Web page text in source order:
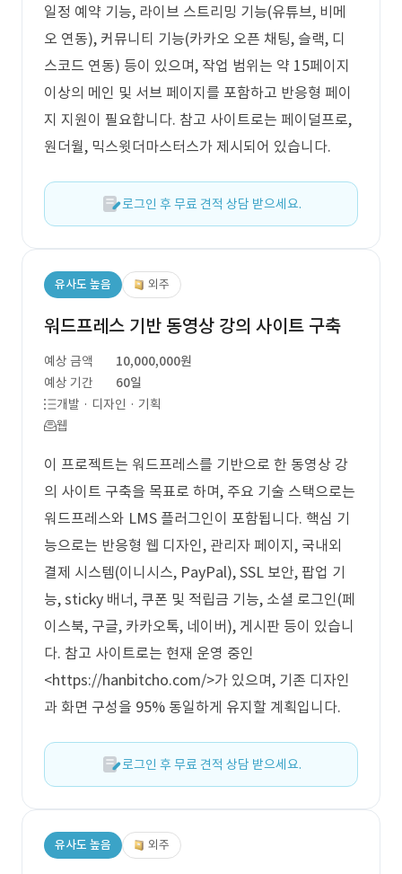
일정 예약 기능, 라이브 스트리밍 기능(유튜브, 비메
오 연동), 커뮤니티 기능(카카오 오픈 채팅, 슬랙, 디
스코드 연동) 등이 있으며, 작업 범위는 약 15페이지
이상의 메인 및 서브 페이지를 포함하고 반응형 페이
지 지원이 필요합니다. 참고 사이트로는 페이덜프로,
원더월, 믹스윗더마스터스가 제시되어 있습니다.
로그인 후 무료 견적 상담 받으세요.
유사도 높음 외주
워드프레스 기반 동영상 강의 사이트 구축
예상 금액
10,000,000원
예상 기간
60일
개발 · 디자인 · 기획
웹
이 프로젝트는 워드프레스를 기반으로 한 동영상 강
의 사이트 구축을 목표로 하며, 주요 기술 스택으로는
워드프레스와 LMS 플러그인이 포함됩니다. 핵심 기
능으로는 반응형 웹 디자인, 관리자 페이지, 국내외
결제 시스템(이니시스, PayPal), SSL 보안, 팝업 기
능, sticky 배너, 쿠폰 및 적립금 기능, 소셜 로그인(페
이스북, 구글, 카카오톡, 네이버), 게시판 등이 있습니
다. 참고 사이트로는 현재 운영 중인
<https://hanbitcho.com/>가 있으며, 기존 디자인
과 화면 구성을 95% 동일하게 유지할 계획입니다.
로그인 후 무료 견적 상담 받으세요.
유사도 높음 외주